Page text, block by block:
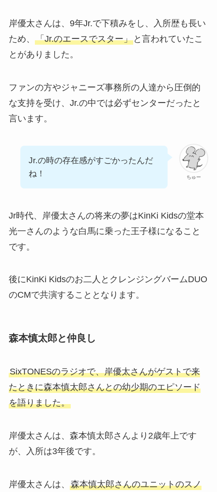
岸優太さんは、9年Jr.で下積みをし、入所歴も長い
ため、 「Jr.のエースでスター」と言われていたこ
とがありました。
ファンの方やジャニーズ事務所の人達から圧倒的
な支持を受け、Jr.の中では必ずセンターだったと
言います。
ちゅー
Jr.の時の存在感がすごかったんだ
ね！
Jr時代、岸優太さんの将来の夢はKinKi Kidsの堂本
光一さんのような白馬に乗った王子様になること
です。
後にKinKi Kidsのお二人とクレンジングバームDUO
のCMで共演することとなります。
森本慎太郎と仲良し
SixTONESのラジオで、岸優太さんがゲストで来
たときに森本慎太郎さんとの幼少期のエピソード
を語りました。
岸優太さんは、森本慎太郎さんより2歳年上です
が、入所は3年後です。
岸優太さんは、 森本慎太郎さんのユニットのスノ